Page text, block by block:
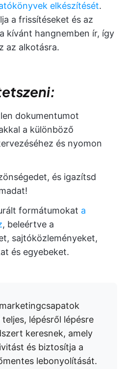
elkészítését.
a frissítéseket és az
kívánt hangnemben ír, így
az alkotásra.
dokumentumot
a különböző
és nyomon
és igazítsd
formátumokat a
, beleértve a
sajtóközleményeket,
és egyebeket.
lépésről lépésre
keresnek, amely
és biztosítja a
lebonyolítását.